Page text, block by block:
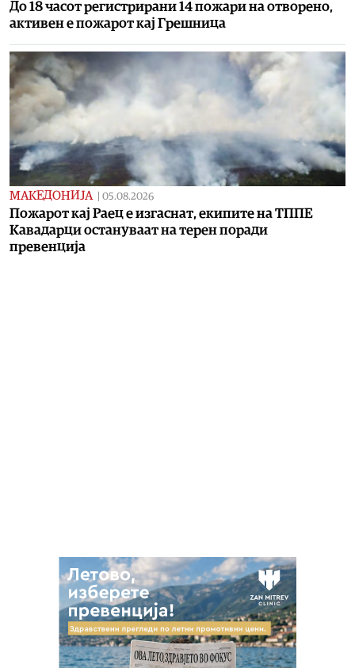
До 18 часот регистрирани 14 пожари на отворено,
активен е пожарот кај Грешница
МАКЕДОНИЈА 05.08.2026
Пожарот кај Раец е изгаснат, екипите на ТППЕ
Кавадарци остануваат на терен поради
превенција